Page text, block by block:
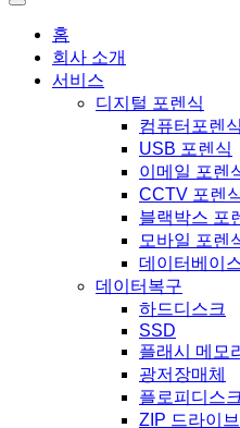
Toggle
Primary
menu
홈
회사 소개
서비스
디지털 포렌식
컴퓨터포렌식
USB 포렌식
이메일 포렌
CCTV 포렌
블랙박스 포
모바일 포렌
데이터베이
데이터복구
하드디스크
SSD
플래시 메모
광저장매체
플로피디스크
ZIP 드라이브